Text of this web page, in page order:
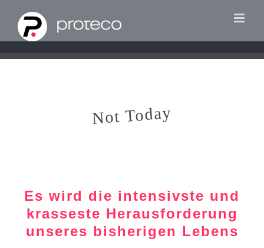
Inhalt
springen
Not Today
Es wird die intensivste und
krasseste Herausforderung
unseres bisherigen Lebens